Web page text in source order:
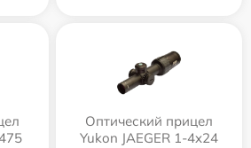
Оптический прицел
Yukon JAEGER 1-4x24